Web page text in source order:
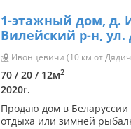
1-этажный дом, д.
Вилейский р-н,
Ивонцевичи (10 км от
70 / 20 / 12м2
2020г.
Продаю дом в
отдыха или зимней